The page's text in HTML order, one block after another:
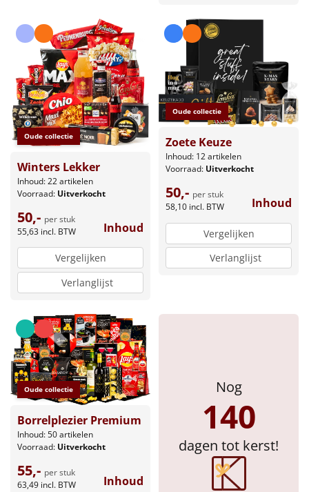
Wake up light
NIEUW
Borrelplank
Warmtekussen
NIEUW
Slowcooker POPULAIR
Noodradio NIEUW
Alle artikelen
Overige
Personeel
Doe het zelf
Sinterklaaspakketten
Particulier
Kerstgeschenken 2026
Oude collectie
Winters Lekker
Inhoud: 22 artikelen
Voorraad: Uitverkocht
50,- per stuk
55,63 incl. BTW Inhoud
Vergelijken
Verlanglijst
Oude collectie
Zoete Keuze
Inhoud: 12 artikelen
Voorraad: Uitverkocht
50,- per stuk
58,10 incl. BTW Inhoud
Vergelijken
Verlanglijst
Oude collectie
Borrelplezier Premium
Inhoud: 50 artikelen
Voorraad: Uitverkocht
55,- per stuk
63,49 incl. BTW Inhoud
Nog
140
dagen tot kerst!